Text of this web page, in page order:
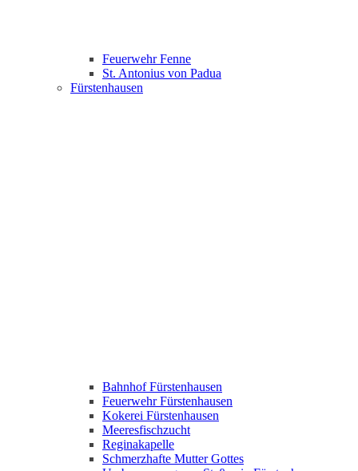
Feuerwehr Fenne
St. Antonius von Padua
Fürstenhausen
Bahnhof Fürstenhausen
Feuerwehr Fürstenhausen
Kokerei Fürstenhausen
Meeresfischzucht
Reginakapelle
Schmerzhafte Mutter Gottes